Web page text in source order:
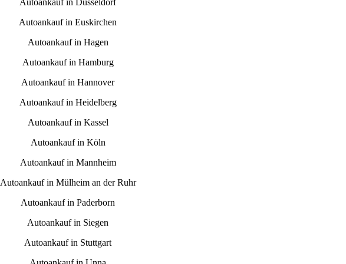
Autoankauf in Düsseldorf
Autoankauf in Euskirchen
Autoankauf in Hagen
Autoankauf in Hamburg
Autoankauf in Hannover
Autoankauf in Heidelberg
Autoankauf in Kassel
Autoankauf in Köln
Autoankauf in Mannheim
Autoankauf in Mülheim an der Ruhr
Autoankauf in Paderborn
Autoankauf in Siegen
Autoankauf in Stuttgart